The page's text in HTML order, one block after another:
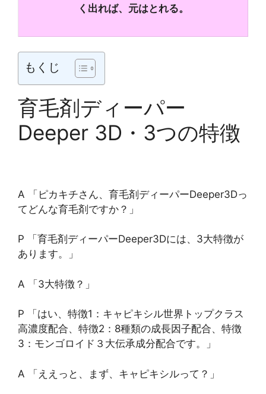
く出れば、元はとれる。
もくじ
育毛剤ディーパー
Deeper 3D・3つの特徴
A 「ピカキチさん、育毛剤ディーパーDeeper3Dっ
てどんな育毛剤ですか？」
P 「育毛剤ディーパーDeeper3Dには、3大特徴が
あります。」
A 「3大特徴？」
P 「はい、特徴1：キャピキシル世界トップクラス
高濃度配合、特徴2：8種類の成長因子配合、特徴
3：モンゴロイド３大伝承成分配合です。」
A 「ええっと、まず、キャピキシルって？」